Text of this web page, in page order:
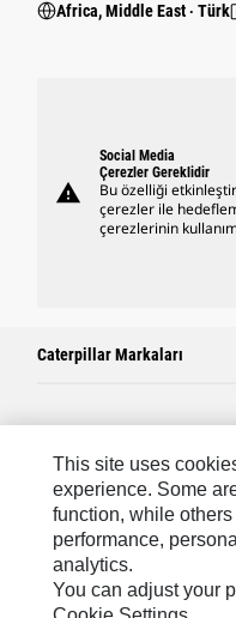
Africa, Middle East ‧ Türk
warning
Social Media
Çerezler Gereklidir
Bu özelliği
çerezler ile
çerezlerinin
Caterpillar Markaları
Caterpillar Müşteri
Site Haritası
Cookie Settings
Yasal
This site uses
experience. Some
function, while
performance,
analytics.
You can adjust your